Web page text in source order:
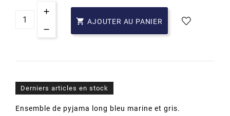
 AJOUTER AU PANIER
Derniers articles en stock
Ensemble de pyjama long bleu marine et gris.